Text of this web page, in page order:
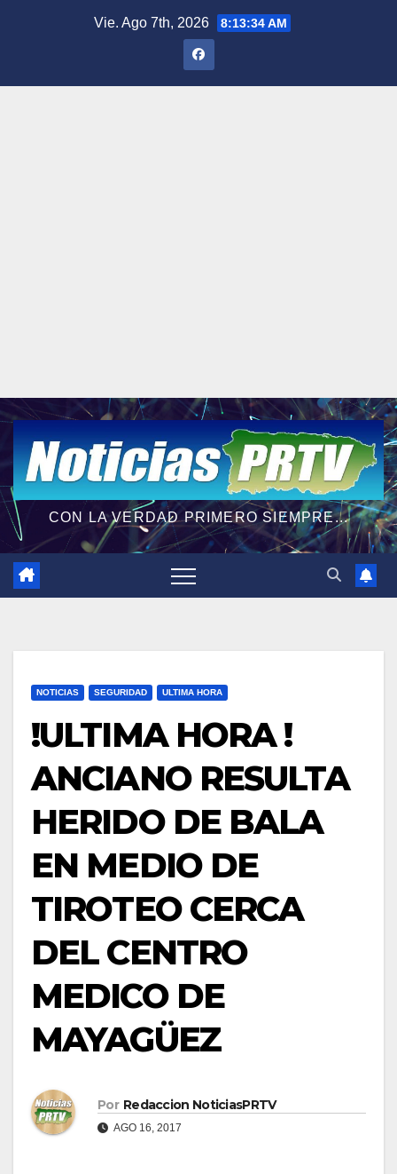
Vie. Ago 7th, 2026 8:13:35 AM
CON LA VERDAD PRIMERO SIEMPRE...
NOTICIAS SEGURIDAD ULTIMA HORA
!ULTIMA HORA !
ANCIANO RESULTA
HERIDO DE BALA
EN MEDIO DE
TIROTEO CERCA
DEL CENTRO
MEDICO DE
MAYAGÜEZ
Por Redaccion NoticiasPRTV
AGO 16, 2017